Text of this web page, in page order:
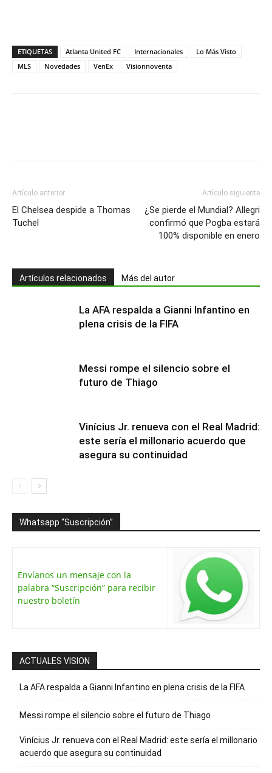
ETIQUETAS Atlanta United FC Internacionales
Lo Más Visto
MLS
Novedades VenEx Visionnoventa
Artículo anterior
El Chelsea despide a Thomas
Tuchel
Artículo siguiente
¿Se pierde el Mundial? Allegri
confirmó que Pogba estará
100% disponible en enero
Artículos relacionados Más del autor
La AFA respalda a Gianni Infantino en
plena crisis de la FIFA
Messi rompe el silencio sobre el
futuro de Thiago
Vinícius Jr. renueva con el Real Madrid:
este sería el millonario acuerdo que
asegura su continuidad
Whatsapp “Suscripción”
Envíanos un mensaje con la
palabra “Suscripción” para recibir
nuestro boletín
ACTUALES VISION
La AFA respalda a Gianni Infantino en plena crisis de la FIFA
Messi rompe el silencio sobre el futuro de Thiago
Vinícius Jr. renueva con el Real Madrid: este sería el millonario
acuerdo que asegura su continuidad